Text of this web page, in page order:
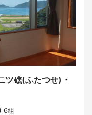
皿一皿丁寧に仕立てた特
海を眺めながら、旬の味
な恵みを味わう「海幸
ツ礁(ふたつせ)・
6組